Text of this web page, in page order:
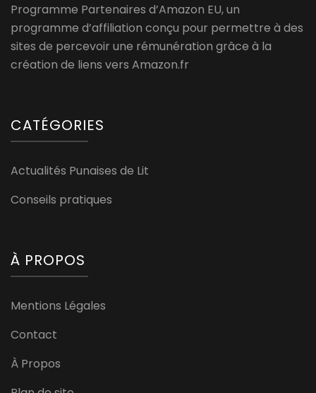
Programme Partenaires d’Amazon EU, un
programme d’affiliation conçu pour permettre à des
sites de percevoir une rémunération grâce à la
création de liens vers Amazon.fr
CATÉGORIES
Actualités Punaises de Lit
Conseils pratiques
À PROPOS
Mentions Légales
Contact
À Propos